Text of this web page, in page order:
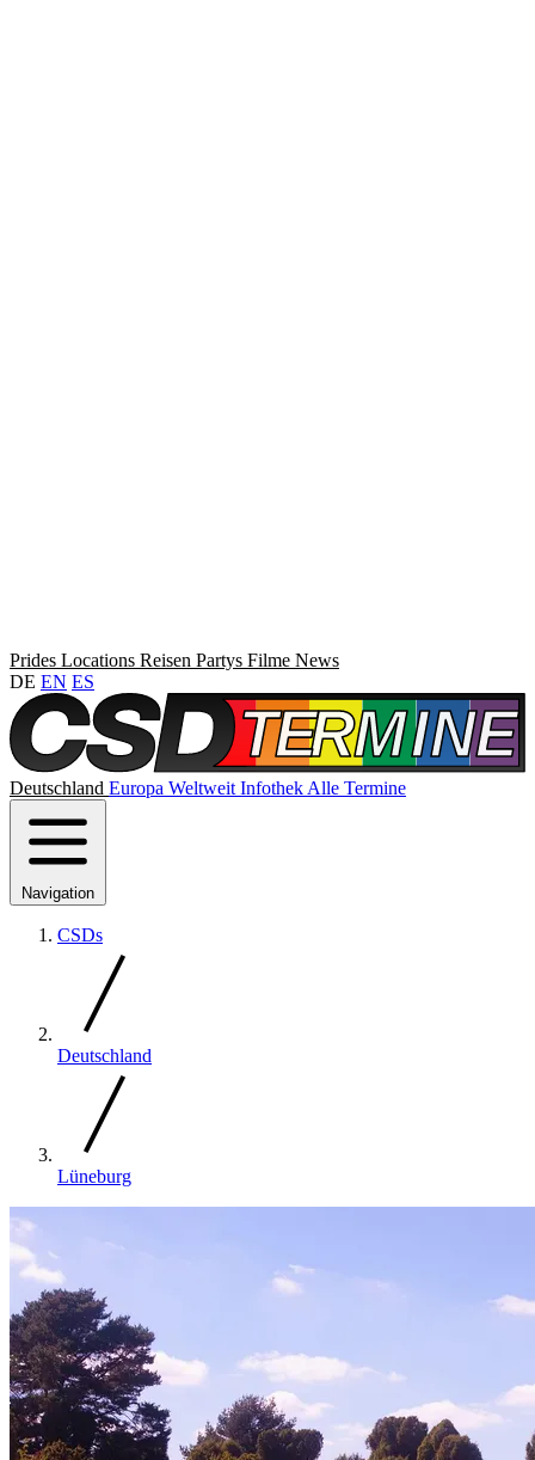
Prides Locations Reisen Partys Filme News
DE EN ES
Deutschland Europa Weltweit Infothek Alle Termine
Navigation
CSDs
Deutschland
Lüneburg